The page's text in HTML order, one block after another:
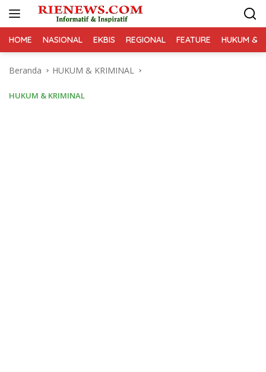
HOME NASIONAL EKBIS REGIONAL FEATURE HUKUM &
Beranda HUKUM & KRIMINAL
HUKUM & KRIMINAL